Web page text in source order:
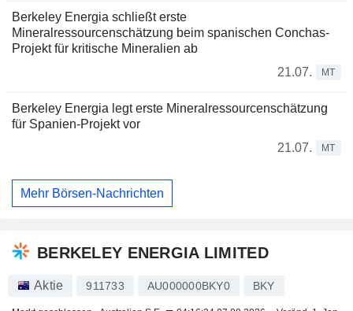
Berkeley Energia schließt erste
Mineralressourcenschätzung beim spanischen Conchas-
Projekt für kritische Mineralien ab
21.07.
MT
Berkeley Energia legt erste Mineralressourcenschätzung
für Spanien-Projekt vor
21.07.
MT
Mehr Börsen-Nachrichten
BERKELEY ENERGIA LIMITED
Aktie 911733 AU000000BKY0 BKY